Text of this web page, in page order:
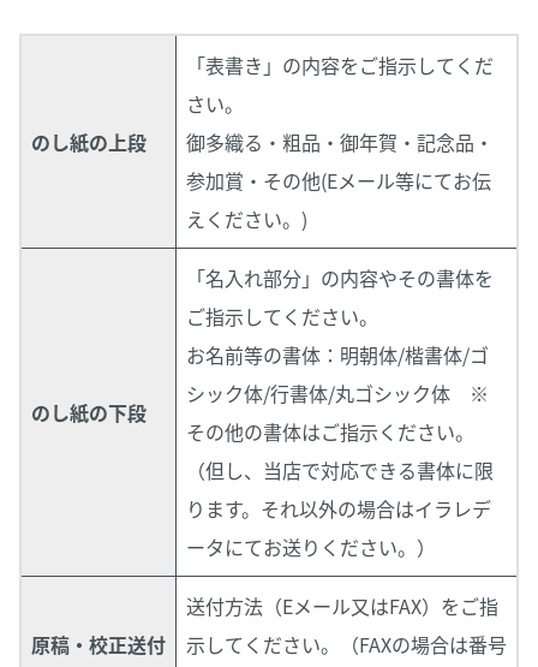
のし紙の上段
「表書き」の内容をご指示してくだ
さい。
御多織る・粗品・御年賀・記念品・
参加賞・その他(Eメール等にてお伝
えください。)
のし紙の下段
「名入れ部分」の内容やその書体を
ご指示してください。
お名前等の書体：明朝体/楷書体/ゴ
シック体/行書体/丸ゴシック体 ※
その他の書体はご指示ください。
（但し、当店で対応できる書体に限
ります。それ以外の場合はイラレデ
ータにてお送りください。）
原稿・校正送付
送付方法（Eメール又はFAX）をご指
示してください。（FAXの場合は番号